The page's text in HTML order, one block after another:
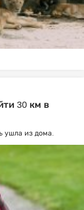
30 км в
ушла из дома.